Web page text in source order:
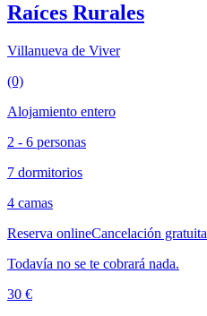
Raíces Rurales
Villanueva de Viver
(0)
Alojamiento entero
2 - 6 personas
7 dormitorios
4 camas
Reserva onlineCancelación gratuita
Todavía no se te cobrará nada.
30 €